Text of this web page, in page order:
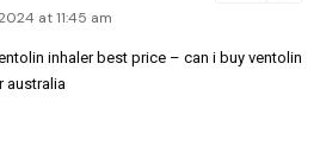
at 11:45 am
inhaler best price – can i buy ventolin
australia